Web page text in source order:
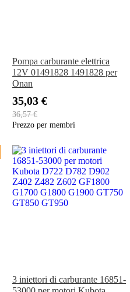
Pompa carburante elettrica
12V 01491828 1491828 per
Onan
35,03 €
36,57 €
Prezzo per membri
3 iniettori di carburante 16851-